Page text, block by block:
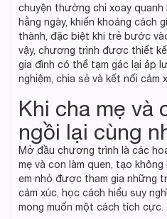
chuyện thường chỉ xoay
hằng ngày, khiến khoảng cách
thành, đặc biệt khi trẻ bước
vậy, chương trình được thiết
gia đình có thể tạm gác lại áp
nghiệm, chia sẻ và kết nối cảm
Khi cha mẹ và
ngồi lại cùng
Mở đầu chương trình là các
mẹ và con làm quen, tạo
em nhỏ được tham gia những
cảm xúc, học cách hiểu suy
mong muốn một cách tích cực.